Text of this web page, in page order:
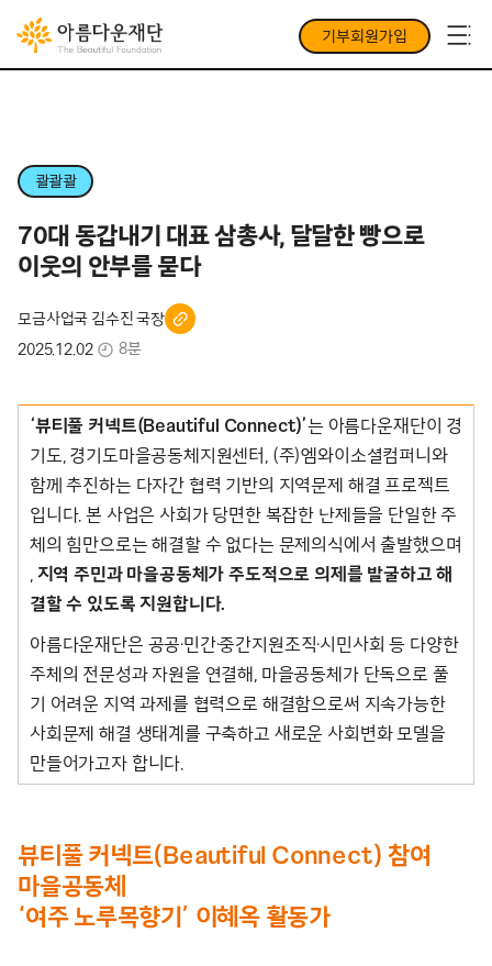
기부회원가입
콸콸콸
70대 동갑내기 대표 삼총사, 달달한 빵으로
이웃의 안부를 묻다
모금사업국 김수진 국장
2025.12.02
8분
‘뷰티풀 커넥트(Beautiful Connect)’는 아름다운재단이 경
기도, 경기도마을공동체지원센터, (주)엠와이소셜컴퍼니와
함께 추진하는 다자간 협력 기반의 지역문제 해결 프로젝트
입니다. 본 사업은 사회가 당면한 복잡한 난제들을 단일한 주
체의 힘만으로는 해결할 수 없다는 문제의식에서 출발했으며
,지역 주민과 마을공동체가 주도적으로 의제를 발굴하고 해
결할 수 있도록 지원합니다.
아름다운재단은 공공·민간·중간지원조직·시민사회 등 다양한
주체의 전문성과 자원을 연결해, 마을공동체가 단독으로 풀
기 어려운 지역 과제를 협력으로 해결함으로써 지속가능한
사회문제 해결 생태계를 구축하고 새로운 사회변화 모델을
만들어가고자 합니다.
뷰티풀 커넥트(Beautiful Connect) 참여
마을공동체
‘여주 노루목향기’ 이혜옥 활동가